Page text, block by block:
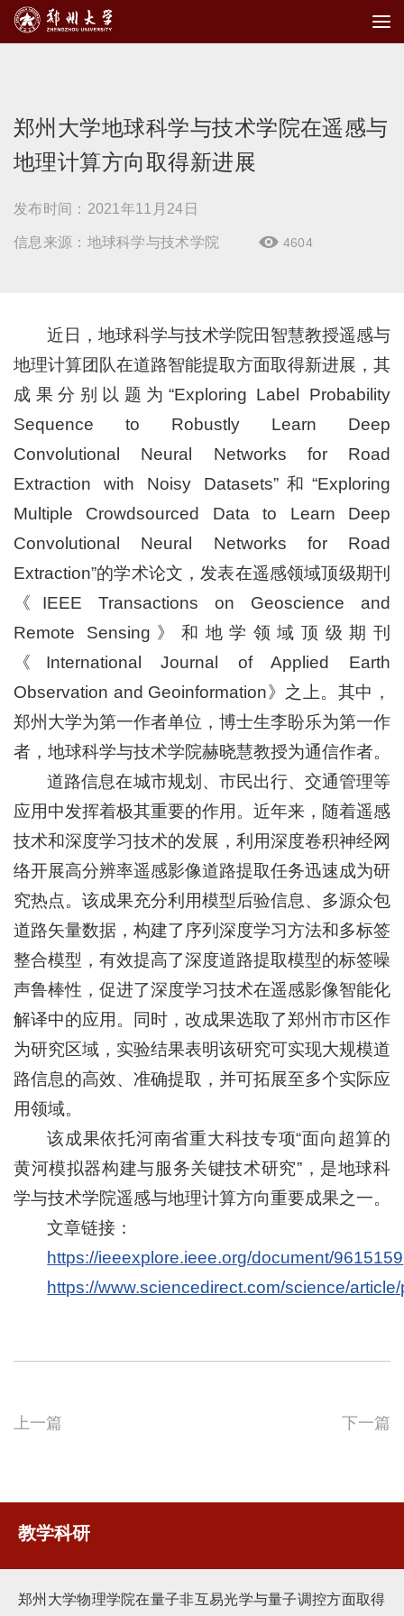
郑州大学地球科学与技术学院在遥感与
地理计算方向取得新进展
发布时间：2021年11月24日
信息来源：地球科学与技术学院  4604
近日，地球科学与技术学院田智慧教授遥感与
地理计算团队在道路智能提取方面取得新进展，其
成果分别以题为“Exploring Label Probability
Sequence to Robustly Learn Deep
Convolutional Neural Networks for Road
Extraction with Noisy Datasets”和“Exploring
Multiple Crowdsourced Data to Learn Deep
Convolutional Neural Networks for Road
Extraction”的学术论文，发表在遥感领域顶级期刊
《IEEE Transactions on Geoscience and
Remote Sensing》和地学领域顶级期刊
《International Journal of Applied Earth
Observation and Geoinformation》之上。其中，
郑州大学为第一作者单位，博士生李盼乐为第一作
者，地球科学与技术学院赫晓慧教授为通信作者。
道路信息在城市规划、市民出行、交通管理等
应用中发挥着极其重要的作用。近年来，随着遥感
技术和深度学习技术的发展，利用深度卷积神经网
络开展高分辨率遥感影像道路提取任务迅速成为研
究热点。该成果充分利用模型后验信息、多源众包
道路矢量数据，构建了序列深度学习方法和多标签
整合模型，有效提高了深度道路提取模型的标签噪
声鲁棒性，促进了深度学习技术在遥感影像智能化
解译中的应用。同时，改成果选取了郑州市市区作
为研究区域，实验结果表明该研究可实现大规模道
路信息的高效、准确提取，并可拓展至多个实际应
用领域。
该成果依托河南省重大科技专项“面向超算的
黄河模拟器构建与服务关键技术研究”，是地球科
学与技术学院遥感与地理计算方向重要成果之一。
文章链接：
https://ieeexplore.ieee.org/document/9615159
https://www.sciencedirect.com/science/
上一篇 下一篇
教学科研
郑州大学物理学院在量子非互易光学与量子调控方面取得